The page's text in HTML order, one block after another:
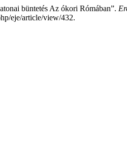
büntetés Az ókori Rómában”.
eje/article/view/432.